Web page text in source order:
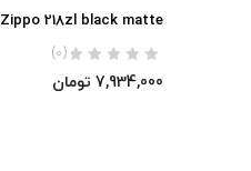
Zippo 218zl black matte
(0)
7,934,000 تومان